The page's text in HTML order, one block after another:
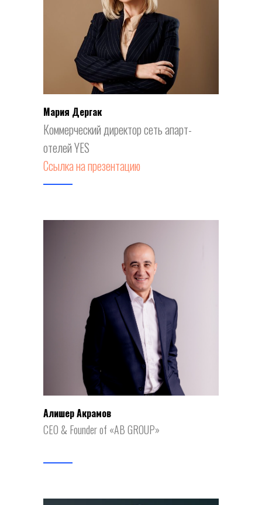
Мария Дергак
Коммерческий директор сеть апарт-
отелей YES
Ссылка на презентацию
Алишер Акрамов
CEO & Founder of «AB GROUP»